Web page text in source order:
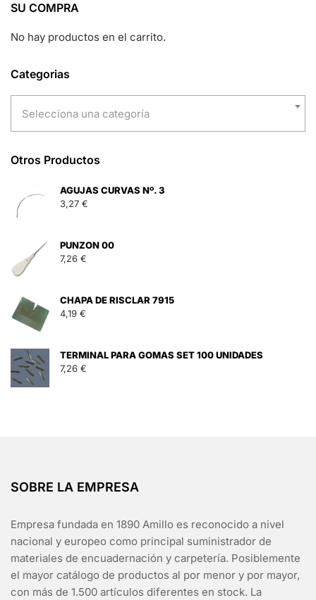
SU COMPRA
No hay productos en el carrito.
Categorias
Selecciona una categoría
Otros Productos
AGUJAS CURVAS Nº. 3
3,27 €
PUNZON 00
7,26 €
CHAPA DE RISCLAR 7915
4,19 €
TERMINAL PARA GOMAS SET 100 UNIDADES
7,26 €
SOBRE LA EMPRESA
Empresa fundada en 1890 Amillo es reconocido a nivel
nacional y europeo como principal suministrador de
materiales de encuadernación y carpetería. Posiblemente
el mayor catálogo de productos al por menor y por mayor,
con más de 1.500 artículos diferentes en stock. La